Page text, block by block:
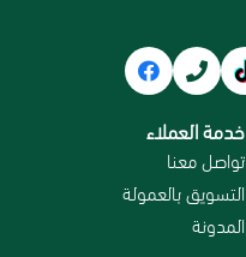
خدمة العملاء
تواصل معنا
التسويق بالعمولة
المدونة